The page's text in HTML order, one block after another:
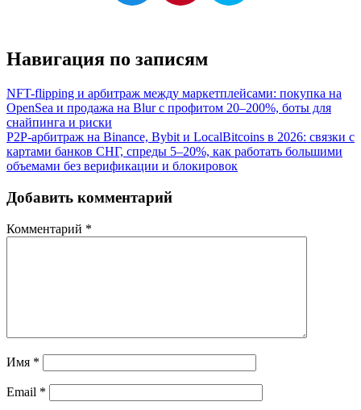
Навигация по записям
NFT-flipping и арбитраж между маркетплейсами: покупка на
OpenSea и продажа на Blur с профитом 20–200%, боты для
снайпинга и риски
P2P-арбитраж на Binance, Bybit и LocalBitcoins в 2026: связки с
картами банков СНГ, спреды 5–20%, как работать большими
объемами без верификации и блокировок
Добавить комментарий
Комментарий *
Имя *
Email *